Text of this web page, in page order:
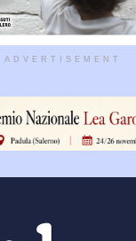
ADVERTISEMENT